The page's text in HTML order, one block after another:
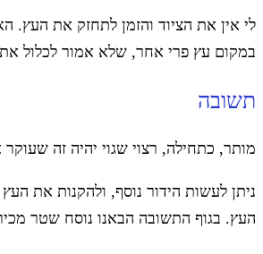
לי אין את הציוד והזמן לתחזק את העץ.
במקום עץ פרי אחר, שלא אמור לכלול את
תשובה
מותר, כתחילה, רצוי שגוי יהיה זה
ניתן לעשות הידור נוסף, ולהקנות את העץ
העץ. בגוף התשובה הבאנו נוסח שטר